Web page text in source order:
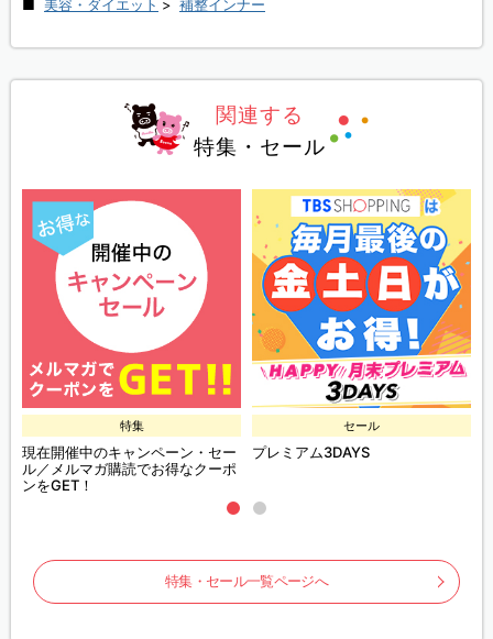
美容・ダイエット > 補整インナー
関連する
特集・セール
特集
現在開催中のキャンペーン・セー
ル／メルマガ購読でお得なクーポ
ンをGET！
セール
プレミアム3DAYS
特集・セール一覧ページへ